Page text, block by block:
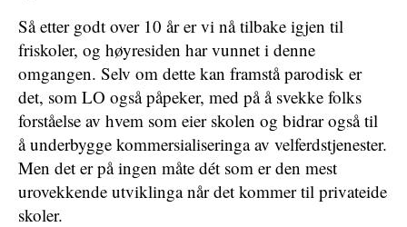
Så etter godt over 10 år er vi nå tilbake igjen til
friskoler, og høyresiden har vunnet i denne
omgangen. Selv om dette kan framstå parodisk er
det, som LO også påpeker, med på å svekke folks
forståelse av hvem som eier skolen og bidrar også til
å underbygge kommersialiseringa av velferdstjenester.
Men det er på ingen måte dét som er den mest
urovekkende utviklinga når det kommer til privateide
skoler.